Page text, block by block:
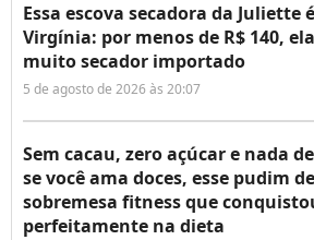
Essa escova secadora da Juliette
Virgínia: por menos de R$ 140,
muito secador importado
5 de agosto de 2026 às 20:07
Sem cacau, zero açúcar e nada
se você ama doces, esse pudim
sobremesa fitness que
perfeitamente na dieta